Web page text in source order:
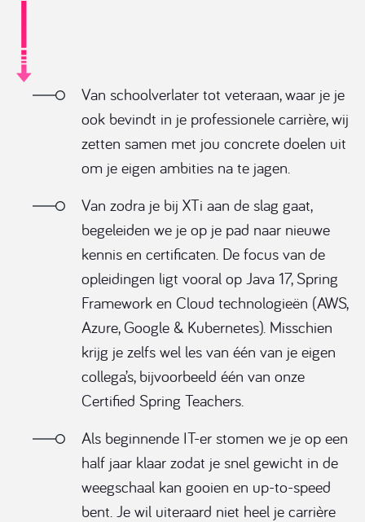
Van schoolverlater tot veteraan, waar je je
ook bevindt in je professionele carrière, wij
zetten samen met jou concrete doelen uit
om je eigen ambities na te jagen.
Van zodra je bij XTi aan de slag gaat,
begeleiden we je op je pad naar nieuwe
kennis en certificaten. De focus van de
opleidingen ligt vooral op Java 17, Spring
Framework en Cloud technologieën (AWS,
Azure, Google & Kubernetes). Misschien
krijg je zelfs wel les van één van je eigen
collega’s, bijvoorbeeld één van onze
Certified Spring Teachers.
Als beginnende IT-er stomen we je op een
half jaar klaar zodat je snel gewicht in de
weegschaal kan gooien en up-to-speed
bent. Je wil uiteraard niet heel je carrière